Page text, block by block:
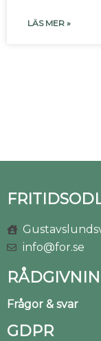
LÄS MER »
info@for.se
Frågor & svar
GDPR